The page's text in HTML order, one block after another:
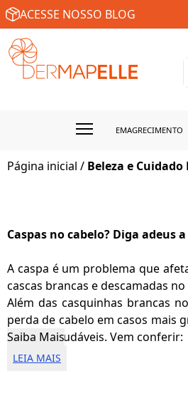
ACESSE NOSSO BLOG
EMAGRECIMENTO
Página inicial / Beleza e Cuidado
Caspas no cabelo? Diga adeus
A caspa é um problema que
cascas brancas e descamadas
Além das casquinhas brancas
perda de cabelo em casos mais
sempre saudáveis. Vem conferir:
Saiba Mais
LEIA MAIS